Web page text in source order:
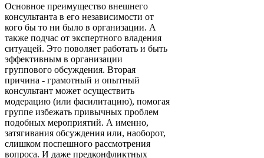
Основное преимущество внешнего
консультанта в его независимости от
кого бы то ни было в организации. А
также подчас от экспертного владения
ситуацей. Это поволяет работать и быть
эффективным в организации
группового обсуждения. Вторая
причина - грамотный и опытный
консультант может осуществить
модерацию (или фасилитацию), помогая
группе избежать привычных проблем
подобных мероприятий. А именно,
затягивания обсуждения или, наоборот,
слишком поспешного рассмотрения
вопроса. И даже предконфликтных